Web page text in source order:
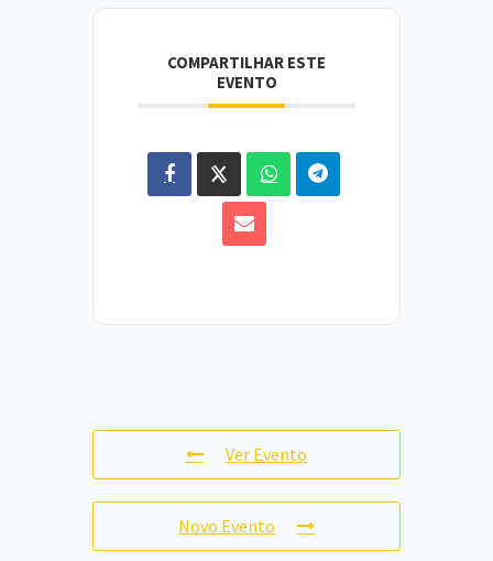
COMPARTILHAR ESTE
EVENTO
Ver Evento
Novo Evento